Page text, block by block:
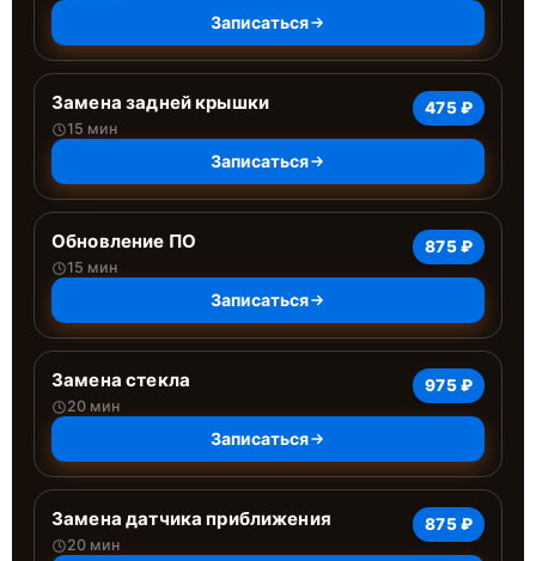
Записаться
Замена задней крышки
15 мин
475 ₽
Записаться
Обновление ПО
15 мин
875 ₽
Записаться
Замена стекла
20 мин
975 ₽
Записаться
Замена датчика приближения
20 мин
875 ₽